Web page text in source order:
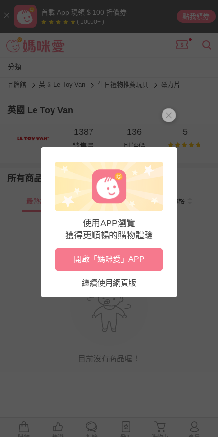
首載 App 現領 $ 100 折價券
( 10000+ )
點我領券
分類
品牌館 英國 Le Toy Van 生日禮物推薦玩具 磁力片
英國 Le Toy Van
1387
銷售量
136
則評價
5
所有商品
最熱銷 新上市 價格
目前沒有商品喔！
使用APP瀏覽
獲得更順暢的購物體驗
開啟「媽咪愛」APP
繼續使用網頁版